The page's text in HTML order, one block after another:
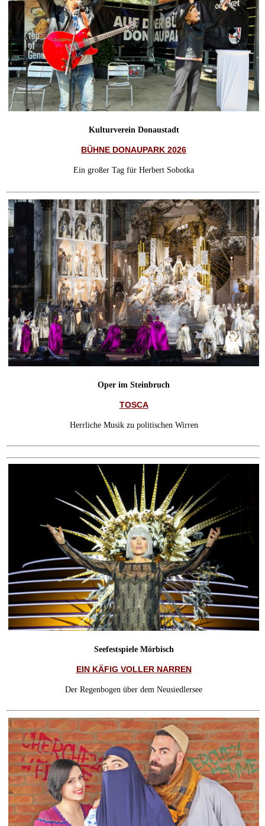
Kulturverein Donaustadt
BÜHNE DONAUPARK 2026
Ein großer Tag für Herbert Sobotka
Oper im Steinbruch
TOSCA
Herrliche Musik zu politischen Wirren
Seefestspiele Mörbisch
EIN KÄFIG VOLLER NARREN
Der Regenbogen über dem Neusiedlersee